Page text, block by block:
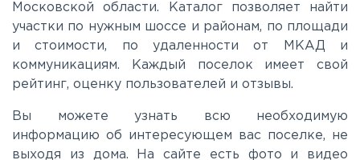
Киевское
Московской области. Каталог позволяет найти
участки по нужным шоссе и районам, по площади
и стоимости, по удаленности от МКАД и
коммуникациям. Каждый поселок имеет свой
рейтинг, оценку пользователей и отзывы.
Вы можете узнать всю необходимую
информацию об интересующем вас поселке, не
выходя из дома. На сайте есть фото и видео